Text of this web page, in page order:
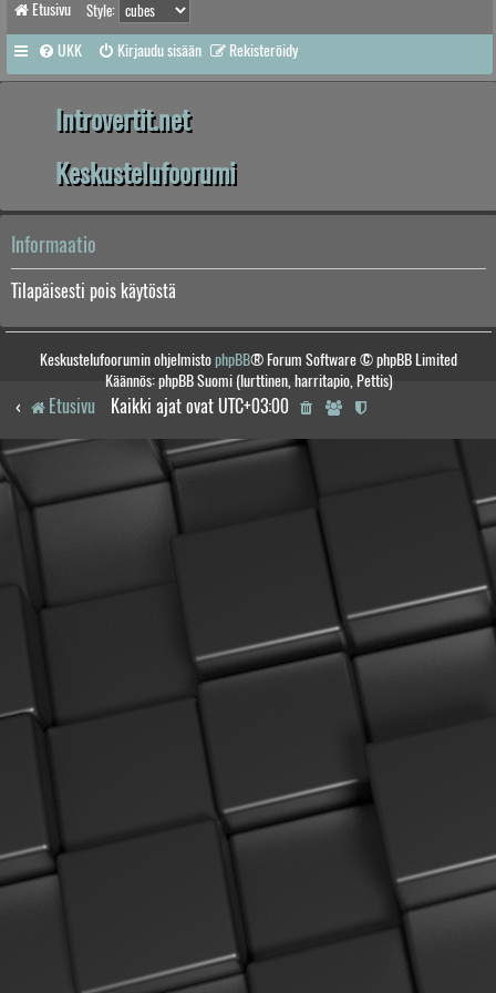
Etusivu Style:
UKK Kirjaudu sisään Rekisteröidy
Introvertit.net
Keskustelufoorumi
Informaatio
Tilapäisesti pois käytöstä
Keskustelufoorumin ohjelmistophpBB® Forum Software © phpBB Limited
Käännös: phpBB Suomi (lurttinen, harritapio, Pettis)
Etusivu Kaikki ajat ovat UTC+03:00